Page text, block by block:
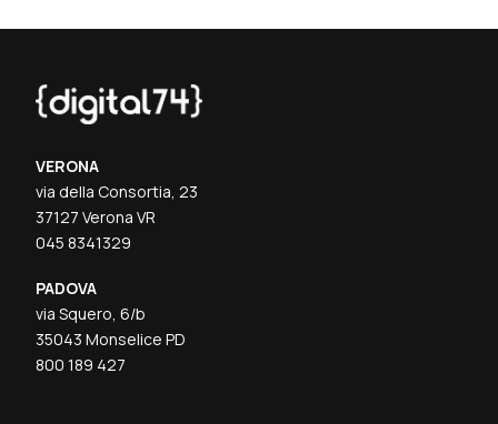
VERONA
via della Consortia, 23
37127 Verona VR
045 8341329
PADOVA
via Squero, 6/b
35043 Monselice PD
800 189 427